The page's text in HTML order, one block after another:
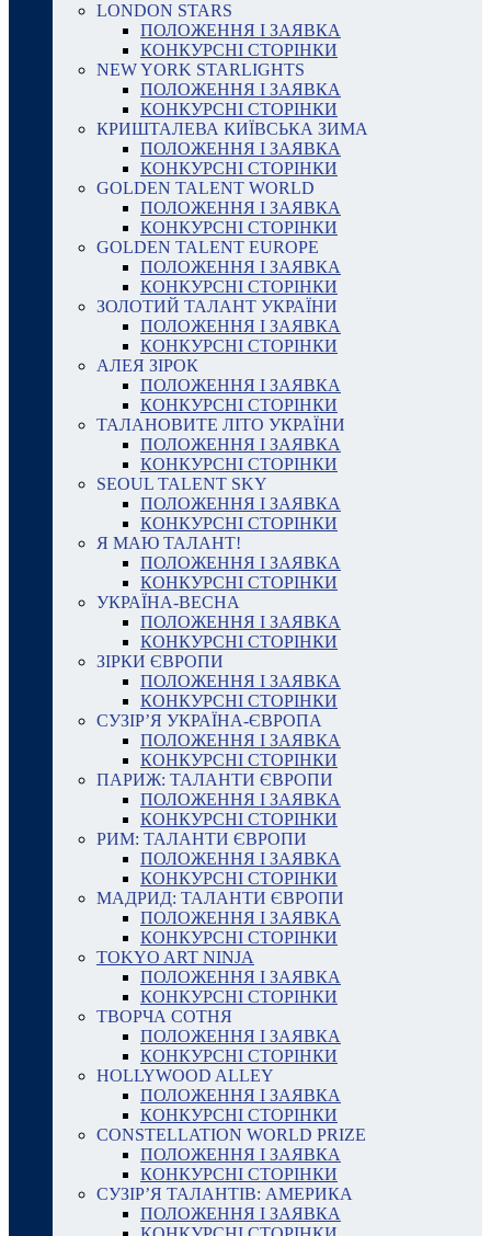
LONDON STARS
ПОЛОЖЕННЯ І ЗАЯВКА
КОНКУРСНІ СТОРІНКИ
NEW YORK STARLIGHTS
ПОЛОЖЕННЯ І ЗАЯВКА
КОНКУРСНІ СТОРІНКИ
КРИШТАЛЕВА КИЇВСЬКА ЗИМА
ПОЛОЖЕННЯ І ЗАЯВКА
КОНКУРСНІ СТОРІНКИ
GOLDEN TALENT WORLD
ПОЛОЖЕННЯ І ЗАЯВКА
КОНКУРСНІ СТОРІНКИ
GOLDEN TALENT EUROPE
ПОЛОЖЕННЯ І ЗАЯВКА
КОНКУРСНІ СТОРІНКИ
ЗОЛОТИЙ ТАЛАНТ УКРАЇНИ
ПОЛОЖЕННЯ І ЗАЯВКА
КОНКУРСНІ СТОРІНКИ
АЛЕЯ ЗІРОК
ПОЛОЖЕННЯ І ЗАЯВКА
КОНКУРСНІ СТОРІНКИ
ТАЛАНОВИТЕ ЛІТО УКРАЇНИ
ПОЛОЖЕННЯ І ЗАЯВКА
КОНКУРСНІ СТОРІНКИ
SEOUL TALENT SKY
ПОЛОЖЕННЯ І ЗАЯВКА
КОНКУРСНІ СТОРІНКИ
Я МАЮ ТАЛАНТ!
ПОЛОЖЕННЯ І ЗАЯВКА
КОНКУРСНІ СТОРІНКИ
УКРАЇНА-ВЕСНА
ПОЛОЖЕННЯ І ЗАЯВКА
КОНКУРСНІ СТОРІНКИ
ЗІРКИ ЄВРОПИ
ПОЛОЖЕННЯ І ЗАЯВКА
КОНКУРСНІ СТОРІНКИ
СУЗІР’Я УКРАЇНА-ЄВРОПА
ПОЛОЖЕННЯ І ЗАЯВКА
КОНКУРСНІ СТОРІНКИ
ПАРИЖ: ТАЛАНТИ ЄВРОПИ
ПОЛОЖЕННЯ І ЗАЯВКА
КОНКУРСНІ СТОРІНКИ
РИМ: ТАЛАНТИ ЄВРОПИ
ПОЛОЖЕННЯ І ЗАЯВКА
КОНКУРСНІ СТОРІНКИ
МАДРИД: ТАЛАНТИ ЄВРОПИ
ПОЛОЖЕННЯ І ЗАЯВКА
КОНКУРСНІ СТОРІНКИ
TOKYO ART NINJA
ПОЛОЖЕННЯ І ЗАЯВКА
КОНКУРСНІ СТОРІНКИ
ТВОРЧА СОТНЯ
ПОЛОЖЕННЯ І ЗАЯВКА
КОНКУРСНІ СТОРІНКИ
HOLLYWOOD ALLEY
ПОЛОЖЕННЯ І ЗАЯВКА
КОНКУРСНІ СТОРІНКИ
CONSTELLATION WORLD PRIZE
ПОЛОЖЕННЯ І ЗАЯВКА
КОНКУРСНІ СТОРІНКИ
СУЗІР’Я ТАЛАНТІВ: АМЕРИКА
ПОЛОЖЕННЯ І ЗАЯВКА